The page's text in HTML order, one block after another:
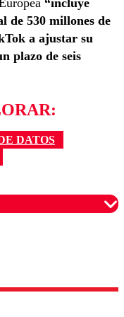
“incluye
de 530 millones de
a ajustar su
plazo de seis
DATOS
garantizar un